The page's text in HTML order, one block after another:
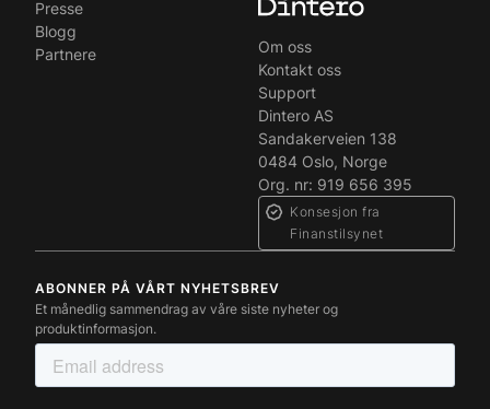
Presse
Blogg
Partnere
Om oss
Kontakt oss
Support
Dintero AS
Sandakerveien 138
0484 Oslo, Norge
Org. nr: 919 656 395
Konsesjon fra
Finanstilsynet
ABONNER PÅ VÅRT NYHETSBREV
Et månedlig sammendrag av våre siste nyheter og
produktinformasjon.